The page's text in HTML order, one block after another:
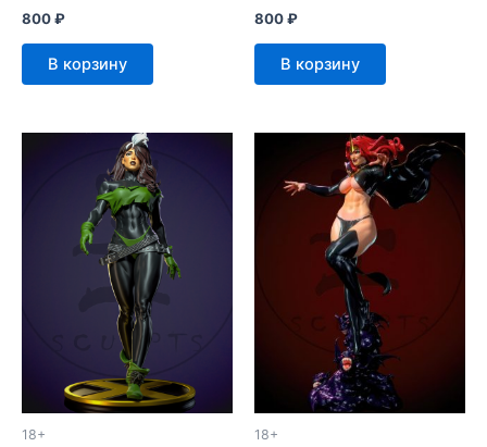
800₽
В корзину
800₽
В корзину
18+ 18+